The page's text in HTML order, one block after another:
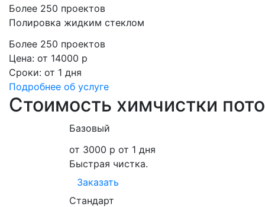
Более 250 проектов
Полировка жидким стеклом
Более 250 проектов
Цена: от 14000 р
Сроки: от 1 дня
Подробнее об услуге
Стоимость химчистки
Базовый
от 3000 р от 1 дня
Быстрая чистка.
Заказать
Стандарт